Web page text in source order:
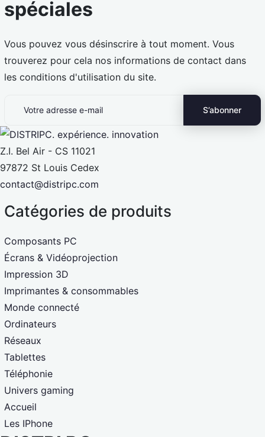
spéciales
Vous pouvez vous désinscrire à tout moment. Vous
trouverez pour cela nos informations de contact dans
les conditions d'utilisation du site.
Z.I. Bel Air - CS 11021
97872 St Louis Cedex
contact@distripc.com
Catégories de produits
Composants PC
Écrans & Vidéoprojection
Impression 3D
Imprimantes & consommables
Monde connecté
Ordinateurs
Réseaux
Tablettes
Téléphonie
Univers gaming
Accueil
Les IPhone